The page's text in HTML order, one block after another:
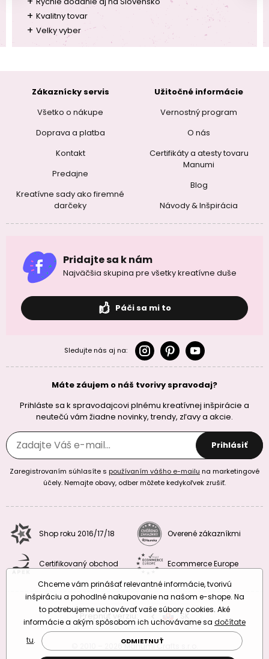
+ Kvalitny tovar
+ Velky vyber
Zákaznícky servis
Všetko o nákupe
Doprava a platba
Kontakt
Predajne
Kreatívne sady ako firemné
darčeky
Užitočné informácie
Vernostný program
O nás
Certifikáty a atesty tovaru
Manumi
Blog
Návody & Inšpirácia
Pridajte sa k nám
Najväčšia skupina pre všetky kreatívne duše
Páči sa mi to
Sledujte nás aj na:
Máte záujem o náš tvorivy spravodaj?
Prihláste sa k spravodajcovi plnému kreatívnej inšpirácie a
neutečú vám žiadne novinky, trendy, zľavy a akcie.
Prihlásiť
Zaregistrovaním súhlasíte s používaním vášho e-mailu na marketingové
účely. Nemajte obavy, odber môžete kedykoľvek zrušiť.
Shop roku 2016/17/18 Overené zákazníkmi
Certifikovaný obchod Ecommerce Europe
Prepnúť verziu: CZSK
© 2010 – 2026 Manumi Crafts s.r.o.
Chceme vám prinášať relevantné informácie, tvorivú
inšpiráciu a pohodlné nakupovanie na našom e-shope. Na
to potrebujeme uchovávať vaše súbory cookies. Aké
informácie a akým spôsobom ich uchovávame sa dočítate
tu. ODMIETNUŤ